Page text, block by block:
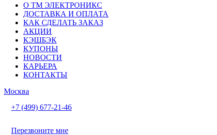
О ТМ ЭЛЕКТРОНИКС
ДОСТАВКА И ОПЛАТА
КАК СДЕЛАТЬ ЗАКАЗ
АКЦИИ
КЭШБЭК
КУПОНЫ
НОВОСТИ
КАРЬЕРА
КОНТАКТЫ
Москва
+7 (499) 677-21-46
Перезвоните мне